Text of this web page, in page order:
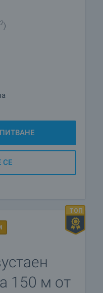
2)
СЕ
150 м от